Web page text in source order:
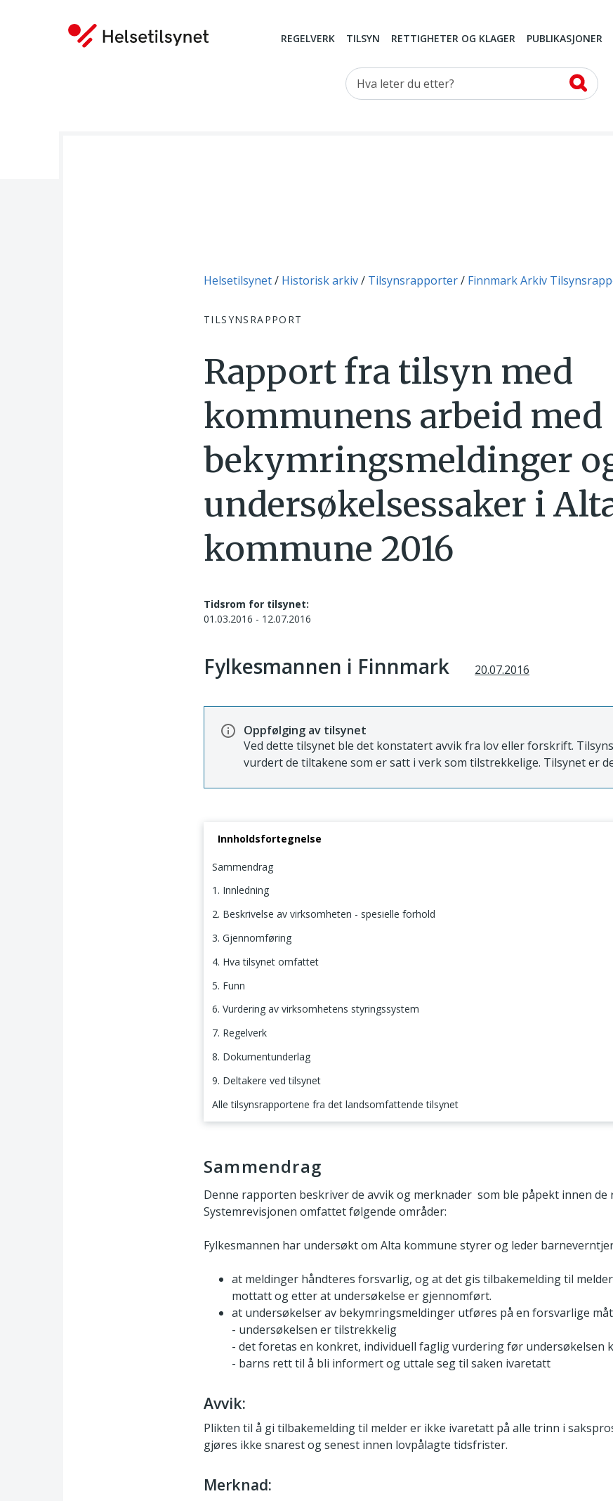
REGELVERK TILSYN RETTIGHETER OG KLAGER PUBLIKASJONER
Hva leter du etter?
Du er her:
Helsetilsynet Historisk arkiv Tilsynsrapporter Finnmark Arkiv
TILSYNSRAPPORT
Rapport fra tilsyn med
kommunens arbeid med
bekymringsmeldinger
undersøkelsessaker i
kommune 2016
Tidsrom for tilsynet:
01.03.2016 - 12.07.2016
Fylkesmannen i Finnmark 20.07.2016
Oppfølging av tilsynet
Ved dette tilsynet ble det konstatert avvik fra lov eller forskrift.
vurdert de tiltakene som er satt i verk som tilstrekkelige. Tilsynet er
Innholdsfortegnelse
Sammendrag
1. Innledning
2. Beskrivelse av virksomheten - spesielle forhold
3. Gjennomføring
4. Hva tilsynet omfattet
5. Funn
6. Vurdering av virksomhetens styringssystem
7. Regelverk
8. Dokumentunderlag
9. Deltakere ved tilsynet
Alle tilsynsrapportene fra det landsomfattende tilsynet
Sammendrag
Denne rapporten beskriver de avvik og merknader som ble påpekt innen de
Systemrevisjonen omfattet følgende områder:
Fylkesmannen har undersøkt om Alta kommune styrer og leder
at meldinger håndteres forsvarlig, og at det gis tilbakemelding til
mottatt og etter at undersøkelse er gjennomført.
at undersøkelser av bekymringsmeldinger utføres på en forsvarlige
- undersøkelsen er tilstrekkelig
- det foretas en konkret, individuell faglig vurdering før undersøkelsen
- barns rett til å bli informert og uttale seg til saken ivaretatt
Avvik:
Plikten til å gi tilbakemelding til melder er ikke ivaretatt på alle trinn i
gjøres ikke snarest og senest innen lovpålagte tidsfrister.
Merknad: